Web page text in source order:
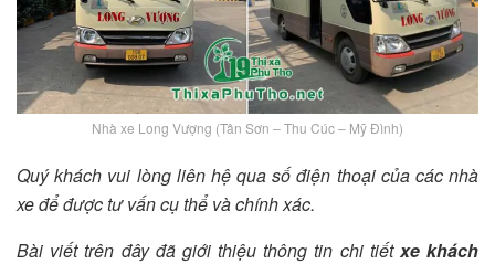
Nhà xe Long Vượng (Tân Sơn – Thu Cúc – Mỹ Đình)
Quý khách vui lòng liên hệ qua số điện thoại của các nhà
xe để được tư vấn cụ thể và chính xác.
Bài viết trên đây đã giới thiệu thông tin chi tiết xe khách